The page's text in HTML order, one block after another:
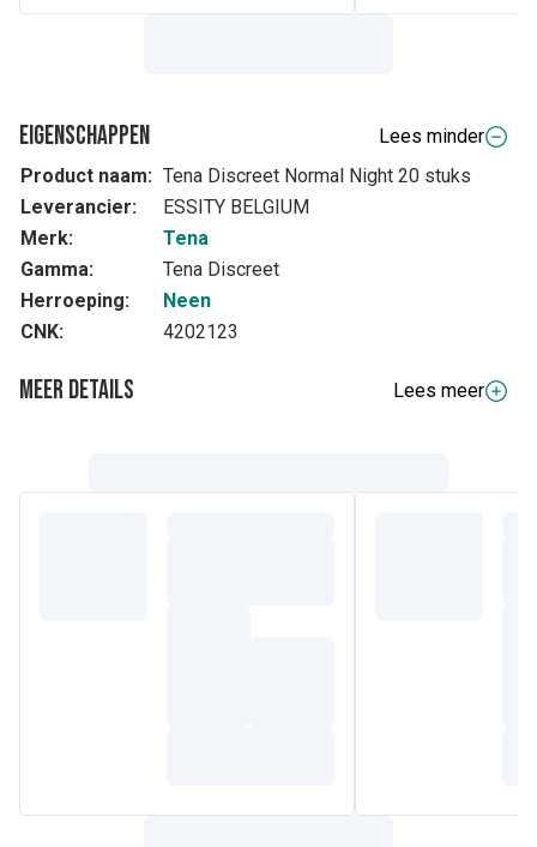
Eigenschappen
Lees minder
Product naam: Tena Discreet Normal Night 20 stuks
Leverancier:
ESSITY BELGIUM
Merk:
Tena
Gamma:
Tena Discreet
Herroeping:
Neen
CNK:
4202123
Meer details
Lees meer